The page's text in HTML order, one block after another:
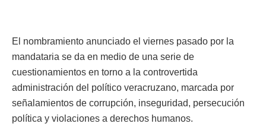
El nombramiento anunciado el viernes pasado por la
mandataria se da en medio de una serie de
cuestionamientos en torno a la controvertida
administración del político veracruzano, marcada por
señalamientos de corrupción, inseguridad, persecución
política y violaciones a derechos humanos.